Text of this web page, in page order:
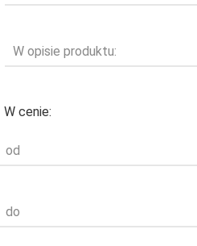
W opisie produktu:
W cenie:
od
do